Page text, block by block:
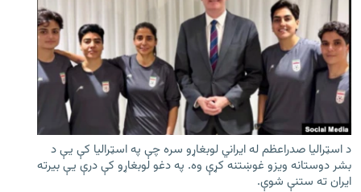
د اسټرالیا صدراعظم له ایراني لوبغاړو سره چې په اسټرالیا کې يې د
بشر دوستانه ویزو غوښتنه کړې وه. په دغو لوبغاړو کې درې يې بیرته
ایران ته ستنې شوې.